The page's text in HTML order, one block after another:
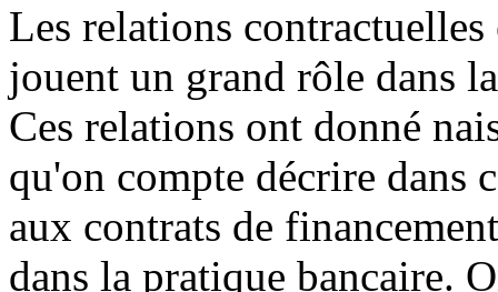
Les relations contractuelles
jouent un grand rôle dans
Ces relations ont donné
qu'on compte décrire dans
aux contrats de
dans la pratique bancaire.